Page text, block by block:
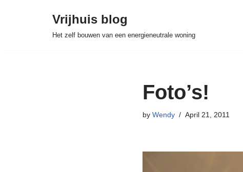
Vrijhuis blog
Het zelf bouwen van een energieneutrale woning
Foto’s!
by Wendy April 21, 2011